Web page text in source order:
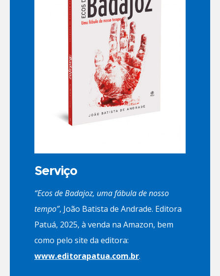
Serviço
“Ecos de Badajoz, uma fábula de nosso
tempo”, João Batista de Andrade. Editora
Patuá, 2025, à venda na Amazon, bem
como pelo site da editora:
www.editorapatua.com.br.